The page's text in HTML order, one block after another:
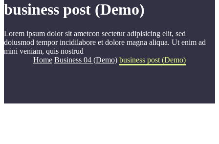
business post (Demo)
Lorem ipsum dolor sit ametcon sectetur adipisicing elit, sed
doiusmod tempor incidilabore et dolore magna aliqua. Ut enim ad
mini veniam, quis nostrud
Home Business 04 (Demo) business post (Demo)